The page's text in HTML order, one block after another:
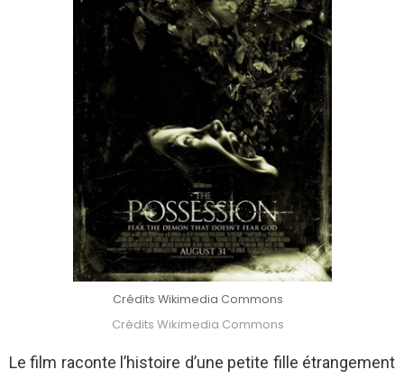
Crédits Wikimedia Commons
Crédits Wikimedia Commons
Le film raconte l’histoire d’une petite fille étrangement